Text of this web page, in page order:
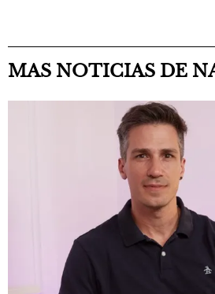
MAS NOTICIAS DE